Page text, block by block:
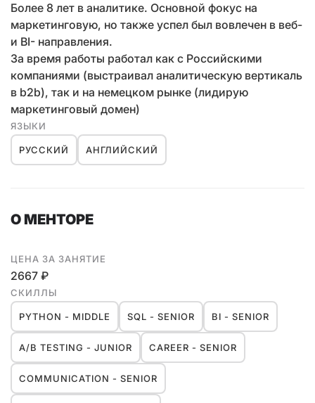
Более 8 лет в аналитике. Основной фокус на
маркетинговую, но также успел был вовлечен в веб-
и BI- направления.
За время работы работал как с Российскими
компаниями (выстраивал аналитическую вертикаль
в b2b), так и на немецком рынке (лидирую
маркетинговый домен)
ЯЗЫКИ
РУССКИЙ АНГЛИЙСКИЙ
О МЕНТОРЕ
ЦЕНА ЗА ЗАНЯТИЕ
2667 ₽
СКИЛЛЫ
PYTHON - MIDDLE SQL - SENIOR BI - SENIOR
A/B TESTING - JUNIOR CAREER - SENIOR
COMMUNICATION - SENIOR